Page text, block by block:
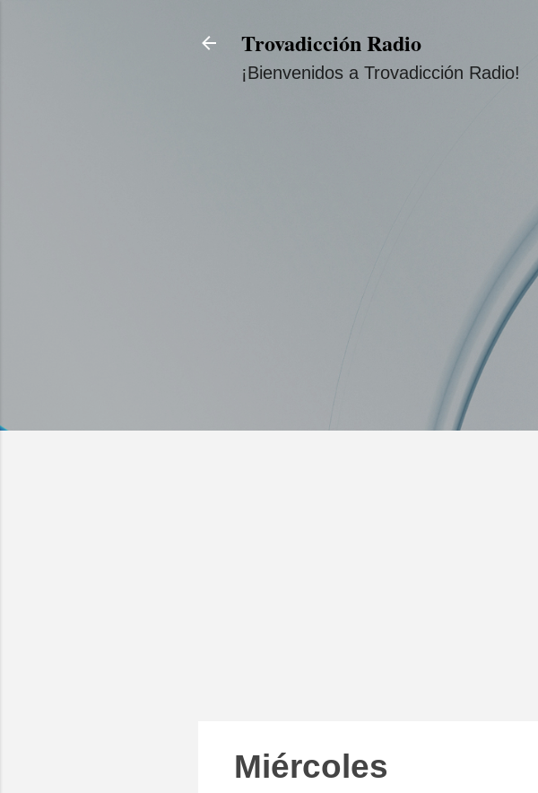
Trovadicción Radio
¡Bienvenidos a Trovadicción Radio!
Miércoles